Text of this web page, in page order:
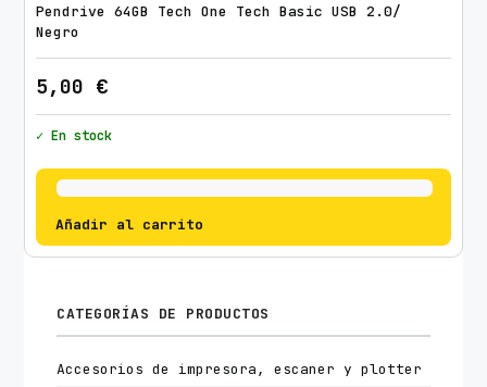
Pendrive 64GB Tech One Tech Basic USB 2.0/
Negro
5,00 €
✓ En stock
Añadir al carrito
CATEGORÍAS DE PRODUCTOS
Accesorios de impresora, escaner y plotter